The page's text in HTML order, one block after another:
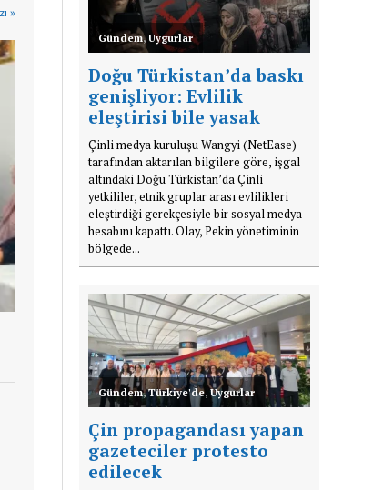
»
Gündem,Uygurlar
Doğu Türkistan’da baskı
genişliyor: Evlilik
eleştirisi bile yasak
Çinli medya kuruluşu Wangyi (NetEase)
tarafından aktarılan bilgilere göre, işgal
altındaki Doğu Türkistan’da Çinli
yetkililer, etnik gruplar arası evlilikleri
eleştirdiği gerekçesiyle bir sosyal medya
hesabını kapattı. Olay, Pekin yönetiminin
bölgede...
Gündem,Türkiye'de,Uygurlar
Çin propagandası yapan
gazeteciler protesto
edilecek